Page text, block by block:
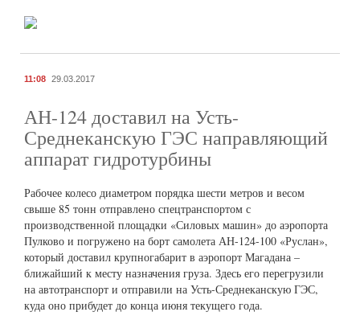
11:08 29.03.2017
АН-124 доставил на Усть-
Среднеканскую ГЭС направляющий
аппарат гидротурбины
Рабочее колесо диаметром порядка шести метров и весом
свыше 85 тонн отправлено спецтранспортом с
производственной площадки «Силовых машин» до аэропорта
Пулково и погружено на борт самолета АН-124-100 «Руслан»,
который доставил крупногабарит в аэропорт Магадана –
ближайший к месту назначения груза. Здесь его перегрузили
на автотранспорт и отправили на Усть-Среднеканскую ГЭС,
куда оно прибудет до конца июня текущего года.